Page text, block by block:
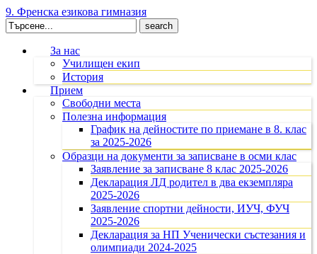
9. Френска езикова гимназия
Search
for:
За нас
Училищен екип
История
Прием
Свободни места
Полезна информация
График на дейностите по приемане в 8. клас
за 2025-2026
Образци на документи за записване в осми клас
Заявление за записване 8 клас 2025-2026
Декларация ЛД родител в два екземпляра
2025-2026
Заявление спортни дейности, ИУЧ, ФУЧ
2025-2026
Декларация за НП Ученически състезания и
олимпиади 2024-2025